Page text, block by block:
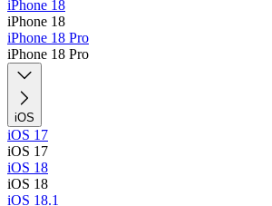
iPhone 18
iPhone 18
iPhone 18 Pro
iPhone 18 Pro
iOS
iOS 17
iOS 17
iOS 18
iOS 18
iOS 18.1